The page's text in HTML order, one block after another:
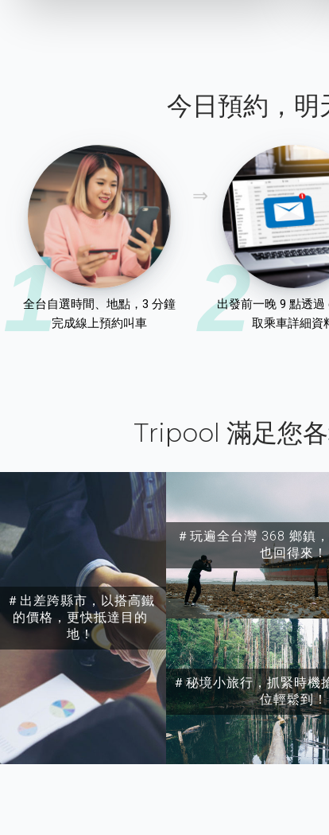
今日預約，明
1
全台自選時間、地點，3 分鐘
完成線上預約叫車
2
出發前一晚 9 點透過
取乘車詳細資
Tripool 滿足您
＃出差跨縣市，以搭高鐵
的價格，更快抵達目的
地！
＃玩遍全台灣 368 鄉鎮
也回得來！
＃秘境小旅行，抓緊時機
位輕鬆到！